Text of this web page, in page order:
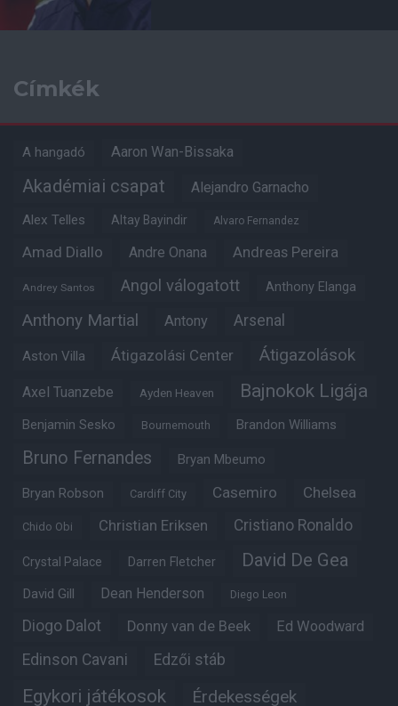
Címkék
A hangadó Aaron Wan-Bissaka
Akadémiai csapat Alejandro Garnacho
Alex Telles Altay Bayindir Alvaro Fernandez
Amad Diallo Andre Onana Andreas Pereira
Andrey Santos Angol válogatott Anthony Elanga
Anthony Martial Antony Arsenal
Aston Villa Átigazolási Center Átigazolások
Axel Tuanzebe Ayden Heaven Bajnokok Ligája
Benjamin Sesko Bournemouth Brandon Williams
Bruno Fernandes Bryan Mbeumo
Bryan Robson Cardiff City Casemiro Chelsea
Chido Obi Christian Eriksen Cristiano Ronaldo
Crystal Palace Darren Fletcher David De Gea
David Gill Dean Henderson Diego Leon
Diogo Dalot Donny van de Beek Ed Woodward
Edinson Cavani Edzői stáb
Egykori játékosok Érdekességek